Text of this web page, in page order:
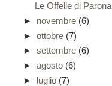
Le Offelle di Parona
► novembre (6)
► ottobre (7)
► settembre (6)
► agosto (6)
► luglio (7)